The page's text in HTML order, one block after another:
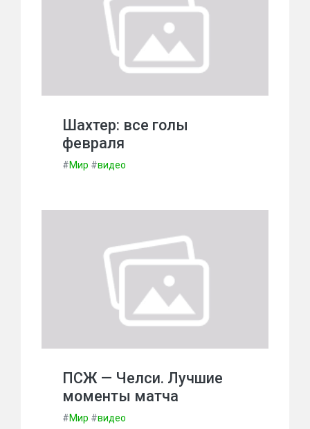
Шахтер: все голы
февраля
#Мир #видео
ПСЖ — Челси. Лучшие
моменты матча
#Мир #видео